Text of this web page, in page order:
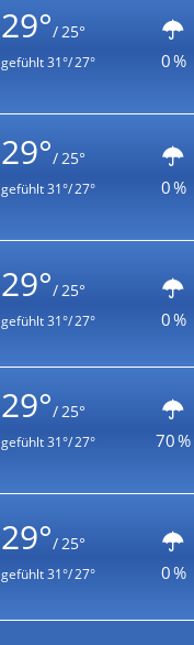
29°/ 25°
gefühlt31°/ 27° 0 %
29°/ 25°
gefühlt31°/ 27° 0 %
29°/ 25°
gefühlt31°/ 27° 0 %
29°/ 25°
gefühlt31°/ 27° 70 %
29°/ 25°
gefühlt31°/ 27° 0 %